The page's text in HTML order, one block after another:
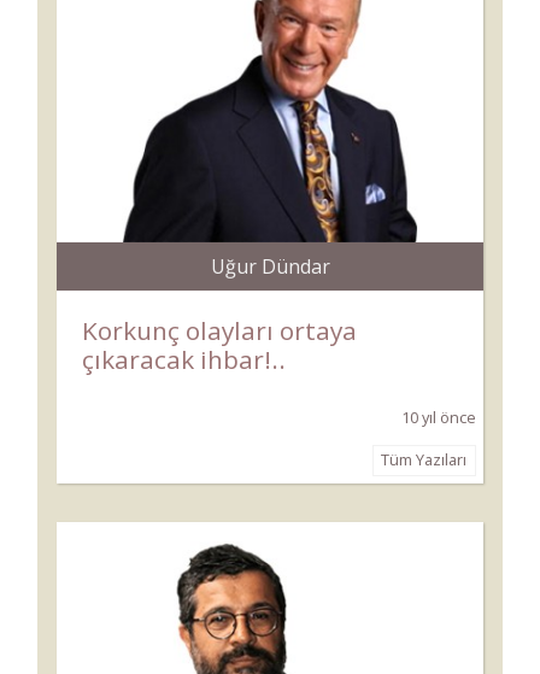
Uğur Dündar
Korkunç olayları ortaya
çıkaracak ihbar!..
10 yıl önce
Tüm Yazıları